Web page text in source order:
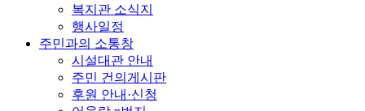
복지관 소식지
행사일정
주민과의 소통창
시설대관 안내
주민 건의게시판
후원 안내·신청